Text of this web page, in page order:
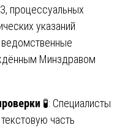
процессуальных
указаний
Минздравом
🧪: Специалисты
часть